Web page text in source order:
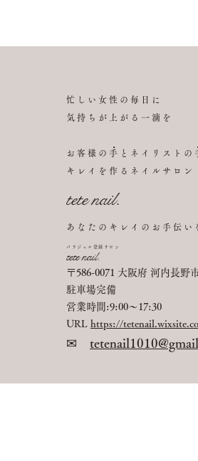
忙しい女性の毎日に
気持ちが上がる一滴を
お客様の手とネイ リストの
キレイを作るネイルサロン
tete nail.
あなたのキレイのお手伝い
パラジェル登録サロン
​tete nail.
〒586-0071 大阪府 河内長野
​駐車場完備
営業時間:9:00〜17:30
URL https://
✉
・